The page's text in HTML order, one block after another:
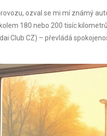
ozval se mi mí známý
180 nebo 200 tisíc
Club CZ) – převládá